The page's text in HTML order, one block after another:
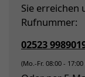
Sie erreichen
Rufnummer:
02523
(Mo.-Fr. 08:00 -